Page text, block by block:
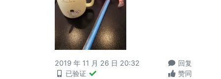
2019 年 11 月 26 日 20:32
已验证
回复
赞同